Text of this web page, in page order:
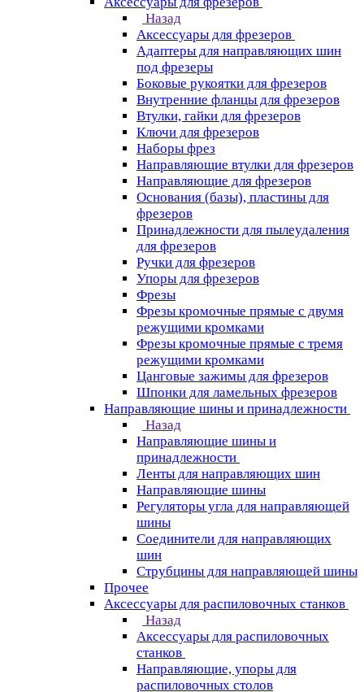
Назад
Аксессуары для фрезеров
Адаптеры для направляющих шин
под фрезеры
Боковые рукоятки для фрезеров
Внутренние фланцы для фрезеров
Втулки, гайки для фрезеров
Ключи для фрезеров
Наборы фрез
Направляющие втулки для фрезеров
Направляющие для фрезеров
Основания (базы), пластины для
фрезеров
Принадлежности для пылеудаления
для фрезеров
Ручки для фрезеров
Упоры для фрезеров
Фрезы
Фрезы кромочные прямые с двумя
режущими кромками
Фрезы кромочные прямые с тремя
режущими кромками
Цанговые зажимы для фрезеров
Шпонки для ламельных фрезеров
Направляющие шины и принадлежности
Назад
Направляющие шины и
принадлежности
Ленты для направляющих шин
Направляющие шины
Регуляторы угла для направляющей
шины
Соединители для направляющих
шин
Струбцины для направляющей шины
Прочее
Аксессуары для распиловочных станков
Назад
Аксессуары для распиловочных
станков
Направляющие, упоры для
распиловочных столов